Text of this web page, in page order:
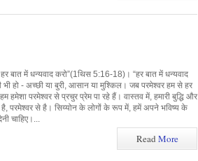
बात में धन्यवाद करो”(1थिस 5:16-18)। “हर बात में धन्यवाद
भी हो - अच्छी या बुरी, आसान या मुश्किल। जब परमेश्वर हम से हर
हमेशा परमेश्वर से प्रचुर प्रेम पा रहे हैं। वास्तव में, हमारी बुद्धि और
परमेश्वर से है। सिय्योन के लोगों के रूप में, हमें अपने भविष्य के
चाहिए।...
ReadMore